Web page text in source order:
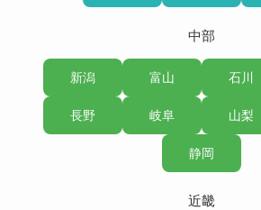
中部
新潟 富山 石川
長野 岐阜 山梨
静岡
近畿